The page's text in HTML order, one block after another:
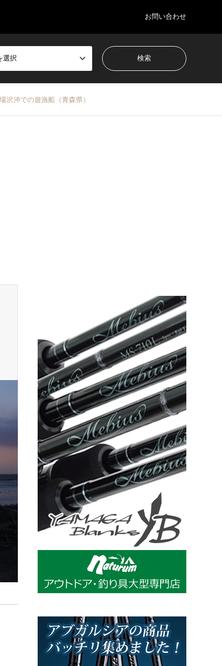
お問い合わせ
選択
沢沖での遊漁船（青森県）